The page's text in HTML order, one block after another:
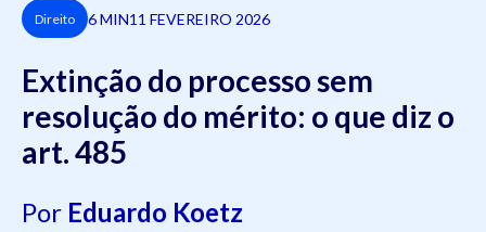
Direito 6 MIN11 FEVEREIRO 2026
Extinção do processo sem
resolução do mérito: o que diz o
art. 485
Por Eduardo Koetz